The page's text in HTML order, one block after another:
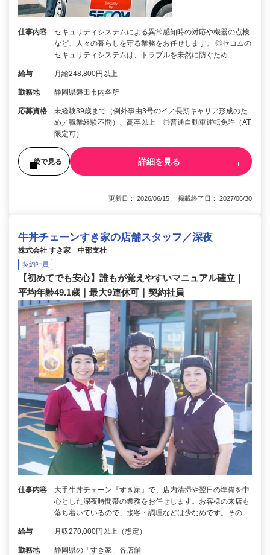
仕事内容
セキュリティシステムによる異常感知時の対応や機器の点検
など、人々の暮らしを守る業務をお任せします。 ◎セコムの
セキュリティシステムは、トラブルを未然に防ぐため…
給与 月給248,800円以上
勤務地 静岡県磐田市内各所
応募資格
未経験39歳まで（例外事由3号のイ／長期キャリア形成のた
め／職業経験不問）、高卒以上 ◎普通自動車運転免許（AT
限定可）
後で見る 詳細を見る
更新日： 2026/06/15 掲載終了日： 2027/06/30
牛丼チェーンすき家の店舗スタッフ／深夜
株式会社 すき家 中部支社
契約社員
【初めてでも安心】誰もが覚えやすいマニュアル確立｜
平均年齢49.1歳｜最大9連休可｜契約社員
仕事内容
大手牛丼チェーン『すき家』で、店内清掃や翌日の準備を中
心とした深夜時間帯の業務をお任せします。お客様の来店も
落ち着いているので、接客・調理などは少なめです。その…
給与 月収270,000円以上（想定）
勤務地 静岡県の「すき家」各店舗